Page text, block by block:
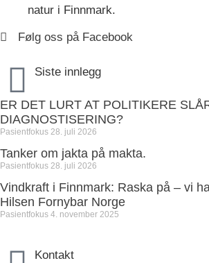
natur i Finnmark.
Følg oss på Facebook
Siste innlegg
ER DET LURT AT POLITIKERE
DIAGNOSTISERING?
Pasientfokus 28. juli 2026
Tanker om jakta på makta.
Pasientfokus 28. juli 2026
Vindkraft i Finnmark: Raska på – vi
Hilsen Fornybar Norge
Pasientfokus 4. november 2025
Kontakt